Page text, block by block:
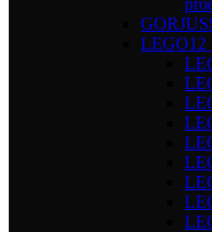
LEGO12